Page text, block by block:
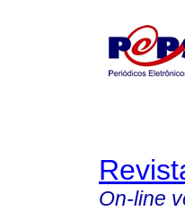
On-line